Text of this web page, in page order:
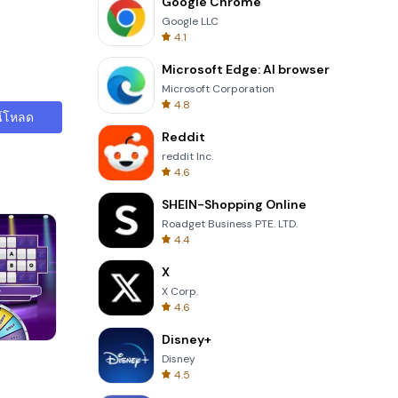
หลด
Garden Bloom
Google LLC
4.1
Microsoft Edge: AI browser
Microsoft Corporation
4.8
Reddit
reddit Inc.
4.6
SHEIN-Shopping Online
Roadget Business PTE. LTD.
4.4
X
X Corp.
4.6
Disney+
Disney
4.5